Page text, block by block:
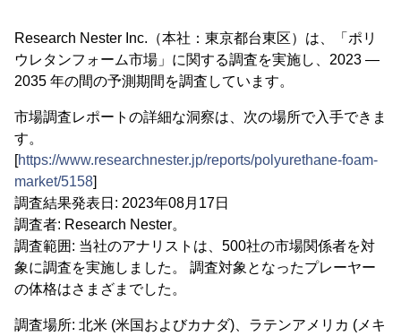
Research Nester Inc.（本社：東京都台東区）は、「ポリ
ウレタンフォーム市場」に関する調査を実施し、2023 ―
2035 年の間の予測期間を調査しています。
市場調査レポートの詳細な洞察は、次の場所で入手できま
す。
[https://www.researchnester.jp/reports/polyurethane-foam-
market/5158]
調査結果発表日: 2023年08月17日
調査者: Research Nester。
調査範囲: 当社のアナリストは、500社の市場関係者を対
象に調査を実施しました。 調査対象となったプレーヤー
の体格はさまざまでした。
調査場所: 北米 (米国およびカナダ)、ラテンアメリカ (メキ